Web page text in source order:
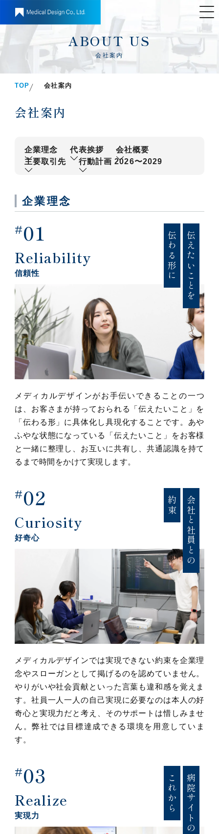
ABOUT US
会社案内
TOP 会社案内
会社案内
企業理念 代表挨拶
会社概要
主要取引先
行動計画 2026〜2029
企業理念
#01
Reliability
信頼性
メディカルデザインがお手伝いできることの一つ
は、お客さまが持っておられる「伝えたいこと」を
「伝わる形」に具体化し具現化することです。あや
ふやな状態になっている「伝えたいこと」をお客様
と一緒に整理し、お互いに共有し、共通認識を持て
るまで時間をかけて実現します。
伝えたいことを
伝わる形に
会社と社員との
約束
#02
Curiosity
好奇心
メディカルデザインでは実現できない約束を企業理
念やスローガンとして掲げるのを認めていません。
やりがいや社会貢献といった言葉も違和感を覚えま
す。社員一人一人の自己実現に必要なのは本人の好
奇心と実現力だと考え、そのサポートは惜しみませ
ん。弊社では目標達成できる環境を用意していま
す。
#03
Realize
実現力 病院サイトの
これから